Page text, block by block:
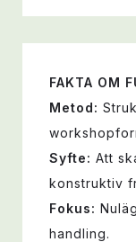
FAKTA OM
Metod:
Syfte: Att
konstruktiv
Fokus:
handling.